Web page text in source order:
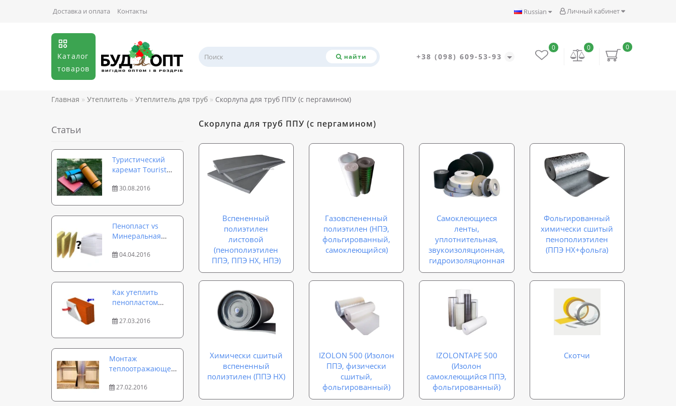
Личный кабинет
Russian
Доставка и оплата Контакты
Каталог
товаров
найти +38 (098) 609-53-93
0
0
0
Главная Утеплитель Утеплитель для труб Скорлупа для труб ППУ (с пергамином)
Статьи
Туристический
каремат Tourist
коврик для похода
30.08.2016
Пенопласт vs
Минеральная
04.04.2016
Как утеплить
пенопластом
толщины
27.03.2016
Монтаж
теплоотражающего
батарею, радиатор
отопления
27.02.2016
Скорлупа для труб ППУ (с пергамином)
Вспененный
полиэтилен
листовой
(пенополиэтилен
ППЭ, ППЭ НХ, НПЭ)
Газовспененный
полиэтилен (НПЭ,
фольгированный,
самоклеющийся)
Самоклеющиеся
ленты,
уплотнительная,
звукоизоляционная,
гидроизоляционная
Фольгированный
химически сшитый
пенополиэтилен
(ППЭ НХ+фольга)
Химически сшитый
вспененный
полиэтилен (ППЭ НХ)
IZOLON 500 (Изолон
ППЭ, физически
сшитый,
фольгированный)
IZOLONTAPE 500
(Изолон
самоклеющийся ППЭ,
фольгированный)
Скотчи